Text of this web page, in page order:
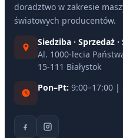
doradztwo w zakresie
światowych producentów.
Siedziba · Sprzedaż
Al. 1000-lecia
15-111 Białystok
Pon–Pt: 9:00–17:00 |